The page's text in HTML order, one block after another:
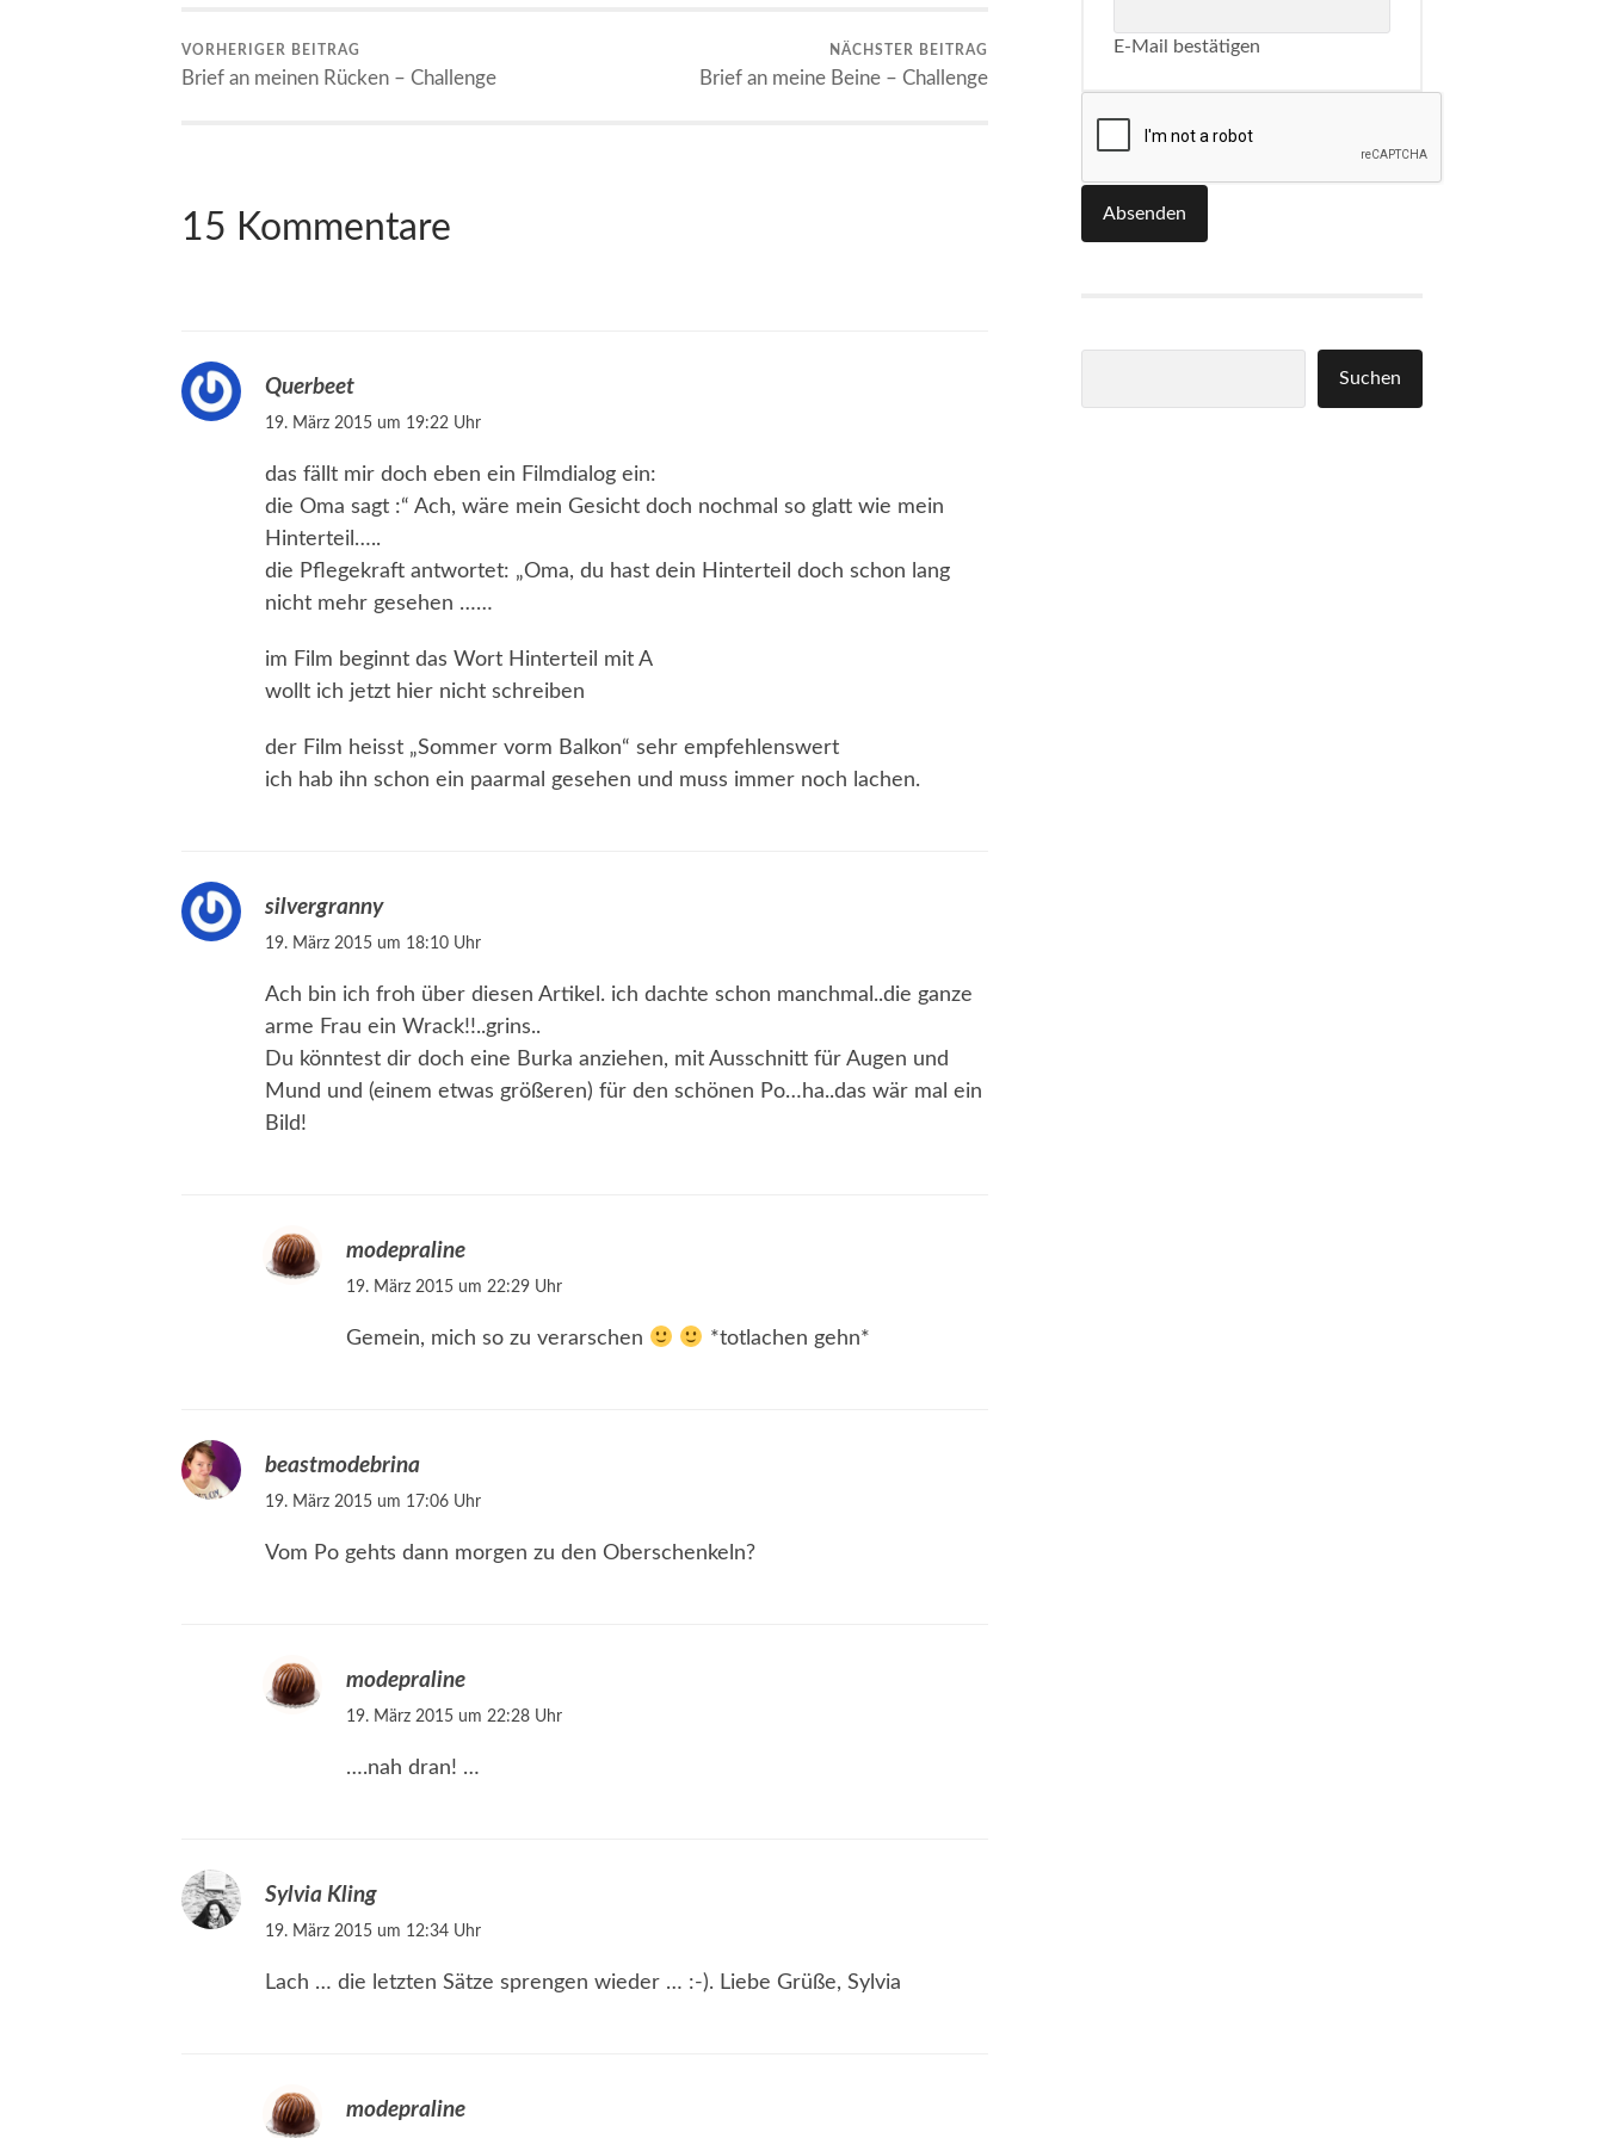
VORHERIGER BEITRAG
Brief an meinen Rücken – Challenge
NÄCHSTER BEITRAG
Brief an meine Beine – Challenge
15 Kommentare
Querbeet
19. März 2015 um 19:22 Uhr
das fällt mir doch eben ein Filmdialog ein:
die Oma sagt :“ Ach, wäre mein Gesicht doch nochmal so glatt wie mein
Hinterteil…..
die Pflegekraft antwortet: „Oma, du hast dein Hinterteil doch schon lang
nicht mehr gesehen ……
im Film beginnt das Wort Hinterteil mit A
wollt ich jetzt hier nicht schreiben
der Film heisst „Sommer vorm Balkon“ sehr empfehlenswert
ich hab ihn schon ein paarmal gesehen und muss immer noch lachen.
silvergranny
19. März 2015 um 18:10 Uhr
Ach bin ich froh über diesen Artikel. ich dachte schon manchmal..die ganze
arme Frau ein Wrack!!..grins..
Du könntest dir doch eine Burka anziehen, mit Ausschnitt für Augen und
Mund und (einem etwas größeren) für den schönen Po…ha..das wär mal ein
Bild!
modepraline
19. März 2015 um 22:29 Uhr
Gemein, mich so zu verarschen *totlachen gehn*
beastmodebrina
19. März 2015 um 17:06 Uhr
Vom Po gehts dann morgen zu den Oberschenkeln?
modepraline
19. März 2015 um 22:28 Uhr
….nah dran! …
Sylvia Kling
19. März 2015 um 12:34 Uhr
Lach … die letzten Sätze sprengen wieder … :-). Liebe Grüße, Sylvia
modepraline
E-Mail bestätigen
Absenden
Suchen